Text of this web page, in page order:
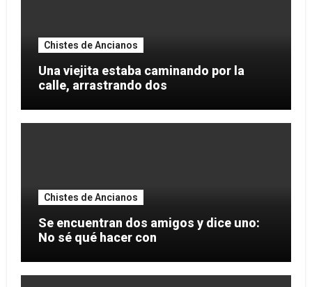
Chistes de Ancianos
Una viejita estaba caminando por la
calle, arrastrando dos
Chistes de Ancianos
Se encuentran dos amigos y dice uno:
No sé qué hacer con